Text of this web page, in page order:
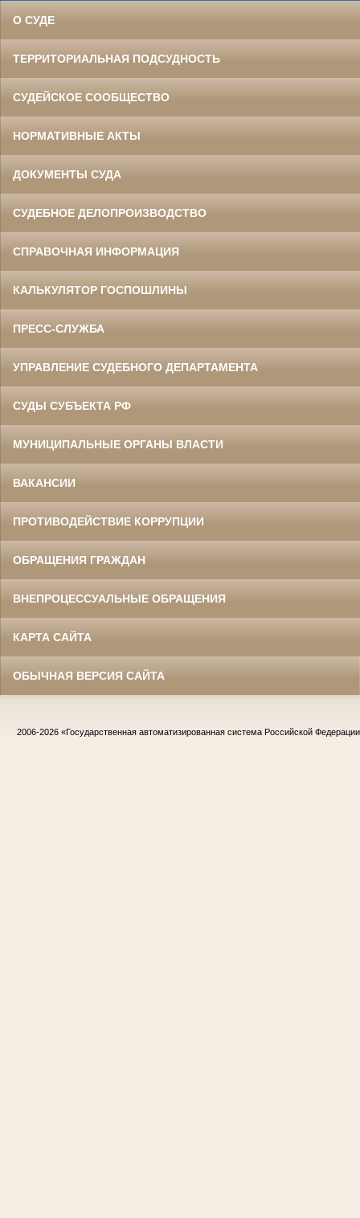
О СУДЕ
ТЕРРИТОРИАЛЬНАЯ ПОДСУДНОСТЬ
СУДЕЙСКОЕ СООБЩЕСТВО
НОРМАТИВНЫЕ АКТЫ
ДОКУМЕНТЫ СУДА
СУДЕБНОЕ ДЕЛОПРОИЗВОДСТВО
СПРАВОЧНАЯ ИНФОРМАЦИЯ
КАЛЬКУЛЯТОР ГОСПОШЛИНЫ
ПРЕСС-СЛУЖБА
УПРАВЛЕНИЕ СУДЕБНОГО ДЕПАРТАМЕНТА
СУДЫ СУБЪЕКТА РФ
МУНИЦИПАЛЬНЫЕ ОРГАНЫ ВЛАСТИ
ВАКАНСИИ
ПРОТИВОДЕЙСТВИЕ КОРРУПЦИИ
ОБРАЩЕНИЯ ГРАЖДАН
ВНЕПРОЦЕССУАЛЬНЫЕ ОБРАЩЕНИЯ
КАРТА САЙТА
ОБЫЧНАЯ ВЕРСИЯ САЙТА
2006-2026 «Государственная автоматизированная система Российской